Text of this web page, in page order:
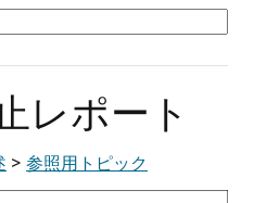
レポート
> 参照用トピック